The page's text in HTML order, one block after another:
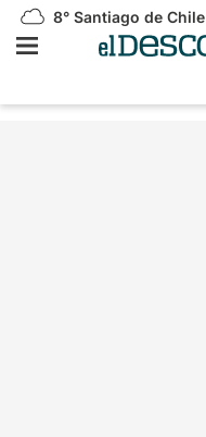
8° Santiago de Chile